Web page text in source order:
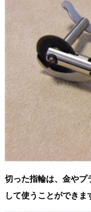
切った指輪は、金やプ
して使うことができま